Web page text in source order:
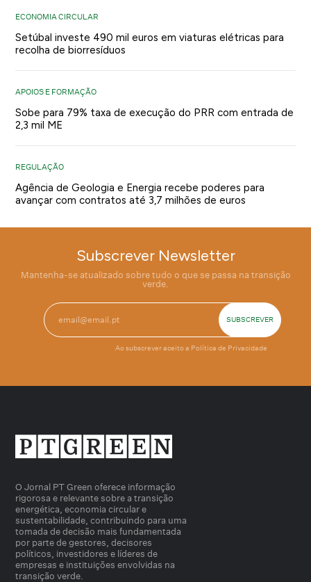
ECONOMIA CIRCULAR
Setúbal investe 490 mil euros em viaturas elétricas para
recolha de biorresíduos
APOIOS E FORMAÇÃO
Sobe para 79% taxa de execução do PRR com entrada de
2,3 mil ME
REGULAÇÃO
Agência de Geologia e Energia recebe poderes para
avançar com contratos até 3,7 milhões de euros
Subscrever Newsletter
Mantenha-se atualizado sobre tudo o que se passa na transição
verde.
Ao subscrever aceito a Política de Privacidade
O Jornal PT Green oferece informação
rigorosa e relevante sobre a transição
energética, economia circular e
sustentabilidade, contribuindo para uma
tomada de decisão mais fundamentada
por parte de gestores, decisores
políticos, investidores e líderes de
empresas e instituições envolvidas na
transição verde.